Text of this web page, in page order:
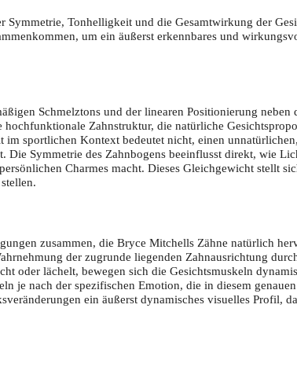
Tonhelligkeit und die Gesamtwirkung der
um ein äußerst erkennbares und
Schmelztons und der linearen Positionierung neben
Zahnstruktur, die natürliche
sportlichen Kontext bedeutet nicht, einen
Die Symmetrie des Zahnbogens beeinflusst direkt, wie
Charmes macht. Dieses Gleichgewicht stellt
zusammen, die Bryce Mitchells Zähne natürlich
der zugrunde liegenden Zahnausrichtung
oder lächelt, bewegen sich die Gesichtsmuskeln
je nach der spezifischen Emotion, die in diesem
ein äußerst dynamisches visuelles Profil,